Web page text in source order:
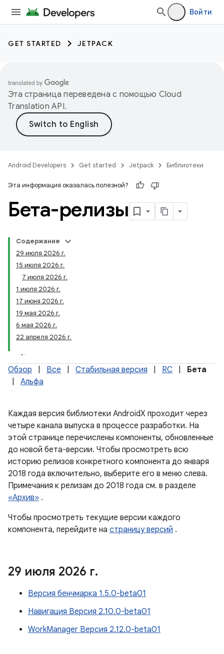
Войти
GET STARTED JETPACK
Эта страница переведена с помощью Cloud
Translation API.
Android Developers Get started Jetpack Библиотеки
Эта информация оказалась полезной?
Бета-релизы
Содержание
29 июля 2026 г.
15 июля 2026 г.
7 июля 2026 г.
1 июля 2026 г.
17 июня 2026 г.
19 мая 2026 г.
6 мая 2026 г.
22 апреля 2026 г.
Обзор Все Стабильная версия RC
Бета
Альфа
Каждая версия библиотеки AndroidX проходит через
четыре канала выпуска в процессе разработки. На
этой странице перечислены компоненты, обновленные
до новой бета-версии. Чтобы просмотреть всю
историю релизов конкретного компонента до января
2018 года включительно, выберите его в меню слева.
Примечания к релизам до 2018 года см. в разделе
«Архив» .
Чтобы просмотреть текущие версии каждого
компонента, перейдите на страницу версий .
29 июля 2026 г.
Версия бенчмарка 1.5.0-beta01
Навигация Версия 2.10.0-beta01
WorkManager Версия 2.12.0-beta01